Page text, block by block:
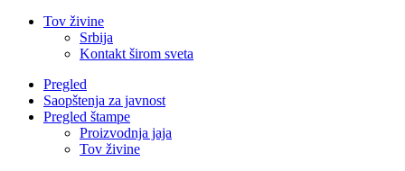
Tov živine
Srbija
Kontakt širom sveta
Pregled
Saopštenja za javnost
Pregled štampe
Proizvodnja jaja
Tov živine